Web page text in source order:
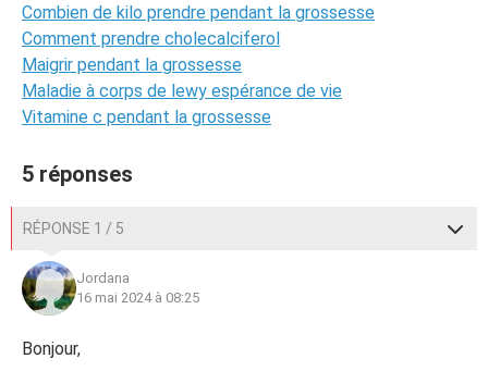
Combien de kilo prendre pendant la grossesse
Comment prendre cholecalciferol
Maigrir pendant la grossesse
Maladie à corps de lewy espérance de vie
Vitamine c pendant la grossesse
5 réponses
RÉPONSE 1 / 5
Jordana
16 mai 2024 à 08:25
Bonjour,